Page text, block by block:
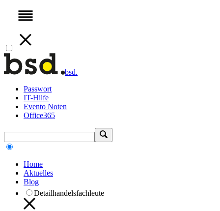
bsd.
Passwort
IT-Hilfe
Evento Noten
Office365
Home
Aktuelles
Blog
Detailhandelsfachleute